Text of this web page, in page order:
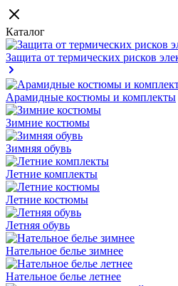
Каталог
Защита от термических рисков
Арамидные костюмы и комплекты
Зимние костюмы
Зимняя обувь
Летние комплекты
Летние костюмы
Летняя обувь
Нательное белье зимнее
Нательное белье летнее